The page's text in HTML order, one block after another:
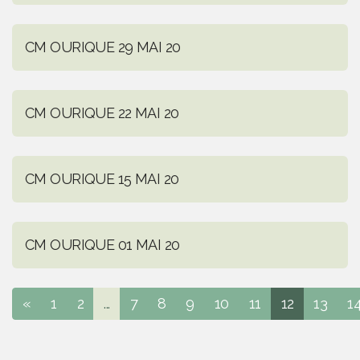
CM OURIQUE 29 MAI 20
CM OURIQUE 22 MAI 20
CM OURIQUE 15 MAI 20
CM OURIQUE 01 MAI 20
« 1 2 ... 7 8 9 10 11 12 13